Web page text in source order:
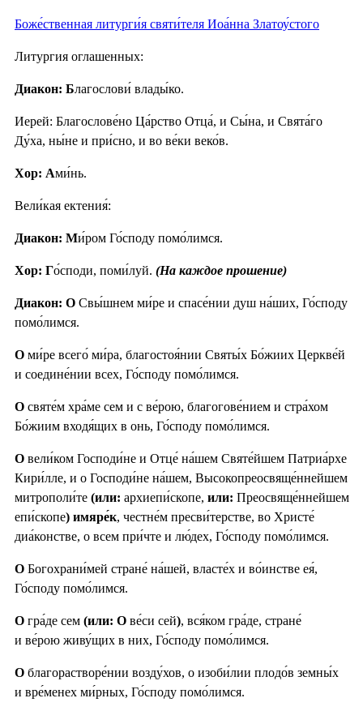
Боже́ственная литурги́я святи́теля Иоа́нна Златоу́стого
Литургия оглашенных:
Диакон: Благослови́ влады́ко.
Иерей: Благослове́но Ца́рство Отца́, и Сы́на, и Свята́го
Ду́ха, ны́не и при́сно, и во ве́ки веко́в.
Хор: Ами́нь.
Вели́кая ектения́:
Диакон: Ми́ром Го́споду помо́лимся.
Хор: Го́споди, поми́луй. (На каждое прошение)
Диакон: О Свы́шнем ми́ре и спасе́нии душ на́ших, Го́споду
помо́лимся.
О ми́ре всего́ ми́ра, благостоя́нии Святы́х Бо́жиих Церкве́й
и соедине́нии всех, Го́споду помо́лимся.
О святе́м хра́ме сем и с ве́рою, благогове́нием и стра́хом
Бо́жиим входя́щих в онь, Го́споду помо́лимся.
О вели́ком Господи́не и Отце́ на́шем Святе́йшем Патриа́рхе
Кири́лле, и о Господи́не на́шем, Высокопреосвяще́ннейшем
митрополи́те (или: архиепи́скопе, или: Преосвяще́ннейшем
епи́скопе) имяре́к, честне́м пресви́терстве, во Христе́
диа́констве, о всем при́чте и лю́дех, Го́споду помо́лимся.
О Богохрани́мей стране́ на́шей, власте́х и во́инстве ея́,
Го́споду помо́лимся.
О гра́де сем (или: О ве́си сей), вся́ком гра́де, стране́
и ве́рою живу́щих в них, Го́споду помо́лимся.
О благорастворе́нии возду́хов, о изоби́лии плодо́в земны́х
и вре́менех ми́рных, Го́споду помо́лимся.